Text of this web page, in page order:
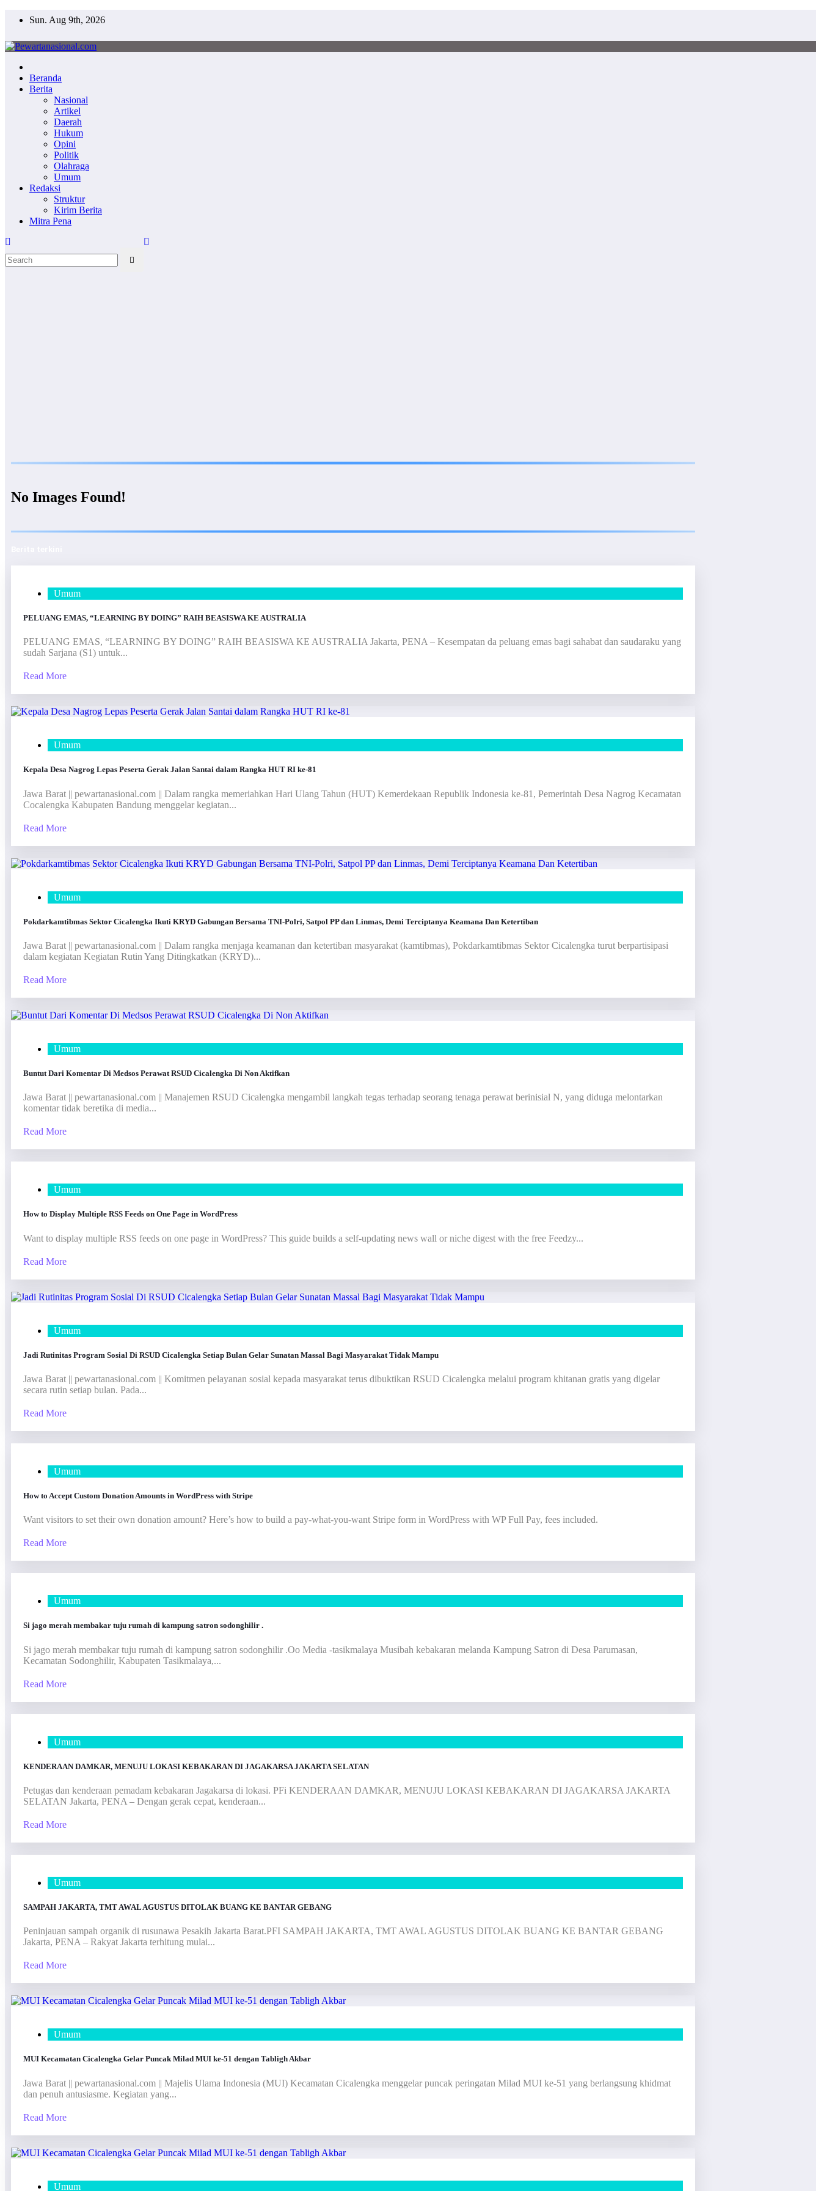
Sun. Aug 9th, 2026
Pewartanasional.com
Netizen Journalisme
Beranda
Berita
Nasional
Artikel
Daerah
Hukum
Opini
Politik
Olahraga
Umum
Redaksi
Struktur
Kirim Berita
Mitra Pena
No Images Found!
Umum
PELUANG EMAS, “LEARNING BY DOING” RAIH BEASISWA KE AUSTRALIA
PELUANG EMAS, “LEARNING BY DOING” RAIH BEASISWA KE AUSTRALIA Jakarta, PENA – Kesempatan da peluang emas bagi sahabat dan saudaraku yang
sudah Sarjana (S1) untuk...
Read More
Umum
Kepala Desa Nagrog Lepas Peserta Gerak Jalan Santai dalam Rangka HUT RI ke-81
Jawa Barat || pewartanasional.com || Dalam rangka memeriahkan Hari Ulang Tahun (HUT) Kemerdekaan Republik Indonesia ke-81, Pemerintah Desa Nagrog Kecamatan
Cocalengka Kabupaten Bandung menggelar kegiatan...
Read More
Umum
Pokdarkamtibmas Sektor Cicalengka Ikuti KRYD Gabungan Bersama TNI-Polri, Satpol PP dan Linmas, Demi Terciptanya Keamana Dan Ketertiban
Jawa Barat || pewartanasional.com || Dalam rangka menjaga keamanan dan ketertiban masyarakat (kamtibmas), Pokdarkamtibmas Sektor Cicalengka turut berpartisipasi
dalam kegiatan Kegiatan Rutin Yang Ditingkatkan (KRYD)...
Read More
Umum
Buntut Dari Komentar Di Medsos Perawat RSUD Cicalengka Di Non Aktifkan
Jawa Barat || pewartanasional.com || Manajemen RSUD Cicalengka mengambil langkah tegas terhadap seorang tenaga perawat berinisial N, yang diduga melontarkan
komentar tidak beretika di media...
Read More
Umum
How to Display Multiple RSS Feeds on One Page in WordPress
Want to display multiple RSS feeds on one page in WordPress? This guide builds a self-updating news wall or niche digest with the free Feedzy...
Read More
Umum
Jadi Rutinitas Program Sosial Di RSUD Cicalengka Setiap Bulan Gelar Sunatan Massal Bagi Masyarakat Tidak Mampu
Jawa Barat || pewartanasional.com || Komitmen pelayanan sosial kepada masyarakat terus dibuktikan RSUD Cicalengka melalui program khitanan gratis yang digelar
secara rutin setiap bulan. Pada...
Read More
Umum
How to Accept Custom Donation Amounts in WordPress with Stripe
Want visitors to set their own donation amount? Here’s how to build a pay-what-you-want Stripe form in WordPress with WP Full Pay, fees included.
Read More
Umum
Si jago merah membakar tuju rumah di kampung satron sodonghilir .
Si jago merah membakar tuju rumah di kampung satron sodonghilir .Oo Media -tasikmalaya Musibah kebakaran melanda Kampung Satron di Desa Parumasan,
Kecamatan Sodonghilir, Kabupaten Tasikmalaya,...
Read More
Umum
KENDERAAN DAMKAR, MENUJU LOKASI KEBAKARAN DI JAGAKARSA JAKARTA SELATAN
Petugas dan kenderaan pemadam kebakaran Jagakarsa di lokasi. PFi KENDERAAN DAMKAR, MENUJU LOKASI KEBAKARAN DI JAGAKARSA JAKARTA
SELATAN Jakarta, PENA – Dengan gerak cepat, kenderaan...
Read More
Umum
SAMPAH JAKARTA, TMT AWAL AGUSTUS DITOLAK BUANG KE BANTAR GEBANG
Peninjauan sampah organik di rusunawa Pesakih Jakarta Barat.PFI SAMPAH JAKARTA, TMT AWAL AGUSTUS DITOLAK BUANG KE BANTAR GEBANG
Jakarta, PENA – Rakyat Jakarta terhitung mulai...
Read More
Umum
MUI Kecamatan Cicalengka Gelar Puncak Milad MUI ke-51 dengan Tabligh Akbar
Jawa Barat || pewartanasional.com || Majelis Ulama Indonesia (MUI) Kecamatan Cicalengka menggelar puncak peringatan Milad MUI ke-51 yang berlangsung khidmat
dan penuh antusiasme. Kegiatan yang...
Read More
Umum